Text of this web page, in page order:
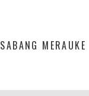
SABANG MERAUKE